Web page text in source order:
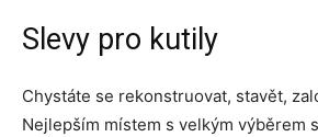
Slevy pro kutily
Chystáte se rekonstruovat, stavět,
Nejlepším místem s velkým výběrem